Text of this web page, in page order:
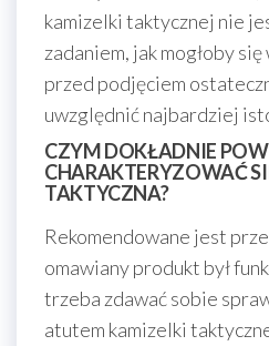
kamizelki taktycznej nie
zadaniem, jak mogłoby
przed podjęciem
uwzględnić najbardziej
CZYM DOKŁADNIE
CHARAKTERYZOWAĆ
TAKTYCZNA?
Rekomendowane jest
omawiany produkt był
trzeba zdawać sobie
atutem kamizelki